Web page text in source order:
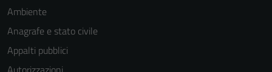
Ambiente
Anagrafe e stato civile
Appalti pubblici